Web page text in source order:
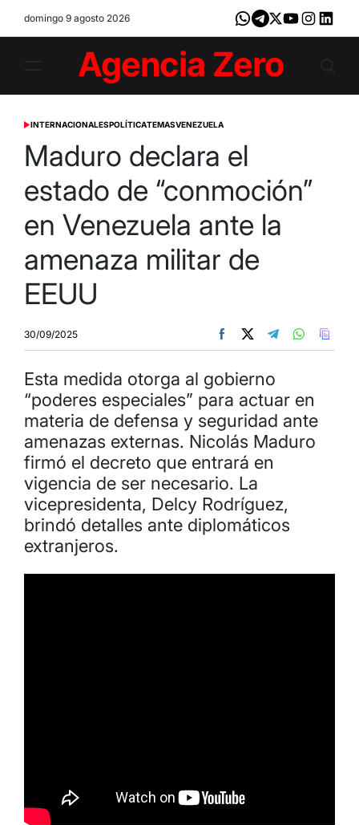
domingo 9 agosto 2026 Whatsapp
Telegram
X YoutubeInstagram
Zero
POSTED
INTERNACIONALESPOLÍTICATEMASVENEZUELA
Maduro declara el
estado de “conmoción”
en Venezuela ante la
amenaza militar de
EEUU
30/09/2025
Esta medida otorga al gobierno
“poderes especiales” para actuar en
materia de defensa y seguridad ante
amenazas externas. Nicolás Maduro
firmó el decreto que entrará en
vigencia de ser necesario. La
vicepresidenta, Delcy Rodríguez,
brindó detalles ante diplomáticos
extranjeros.